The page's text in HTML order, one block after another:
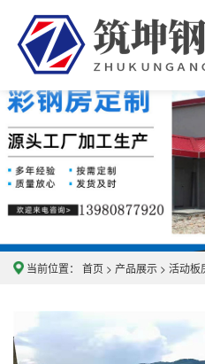
当前位置： 首页 > 产品展示 > 活动板